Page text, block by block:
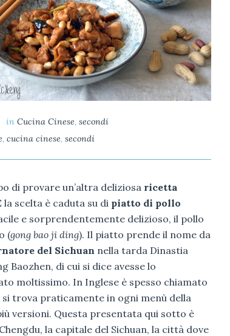
in Cucina Cinese, secondi
, cucina cinese, secondi
di provare un’altra deliziosa ricetta
la scelta è caduta su di piatto di pollo
e sorprendentemente delizioso, il pollo
(gong bao ji ding). Il piatto prende il nome da
del Sichuan nella tarda Dinastia
Baozhen, di cui si dice avesse lo
moltissimo. In Inglese è spesso chiamato
si trova praticamente in ogni menù della
versioni. Questa presentata qui sotto è
la capitale del Sichuan, la città dove
LOTO IN PADELLA